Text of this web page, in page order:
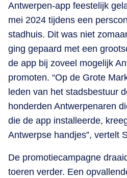
Antwerpen-app feestelijk
mei 2024 tijdens een
stadhuis. Dit was niet
ging gepaard met een
de app bij zoveel mogelijk
promoten. “Op de Grote
leden van het stadsbestuur
honderden Antwerpenaren
die de app installeerde,
Antwerpse handjes”, vertelt
De promotiecampagne
toeren verder. Een